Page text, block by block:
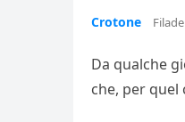
Crotone
Da qualche
che, per